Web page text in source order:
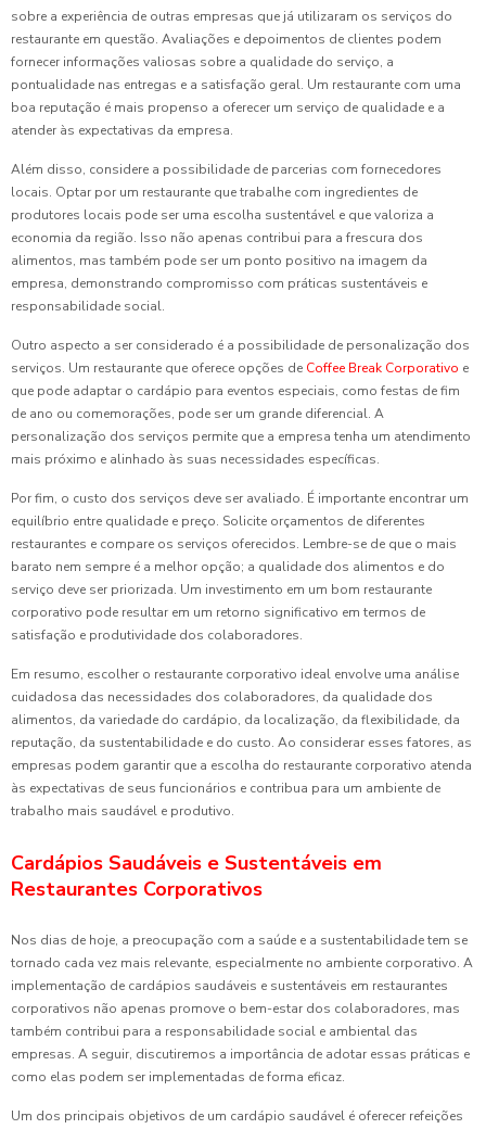
sobre a experiência de outras empresas que já utilizaram os serviços do
restaurante em questão. Avaliações e depoimentos de clientes podem
fornecer informações valiosas sobre a qualidade do serviço, a
pontualidade nas entregas e a satisfação geral. Um restaurante com uma
boa reputação é mais propenso a oferecer um serviço de qualidade e a
atender às expectativas da empresa.
Além disso, considere a possibilidade de parcerias com fornecedores
locais. Optar por um restaurante que trabalhe com ingredientes de
produtores locais pode ser uma escolha sustentável e que valoriza a
economia da região. Isso não apenas contribui para a frescura dos
alimentos, mas também pode ser um ponto positivo na imagem da
empresa, demonstrando compromisso com práticas sustentáveis e
responsabilidade social.
Outro aspecto a ser considerado é a possibilidade de personalização dos
serviços. Um restaurante que oferece opções de Coffee Break Corporativo e
que pode adaptar o cardápio para eventos especiais, como festas de fim
de ano ou comemorações, pode ser um grande diferencial. A
personalização dos serviços permite que a empresa tenha um atendimento
mais próximo e alinhado às suas necessidades específicas.
Por fim, o custo dos serviços deve ser avaliado. É importante encontrar um
equilíbrio entre qualidade e preço. Solicite orçamentos de diferentes
restaurantes e compare os serviços oferecidos. Lembre-se de que o mais
barato nem sempre é a melhor opção; a qualidade dos alimentos e do
serviço deve ser priorizada. Um investimento em um bom restaurante
corporativo pode resultar em um retorno significativo em termos de
satisfação e produtividade dos colaboradores.
Em resumo, escolher o restaurante corporativo ideal envolve uma análise
cuidadosa das necessidades dos colaboradores, da qualidade dos
alimentos, da variedade do cardápio, da localização, da flexibilidade, da
reputação, da sustentabilidade e do custo. Ao considerar esses fatores, as
empresas podem garantir que a escolha do restaurante corporativo atenda
às expectativas de seus funcionários e contribua para um ambiente de
trabalho mais saudável e produtivo.
Cardápios Saudáveis e Sustentáveis em
Restaurantes Corporativos
Nos dias de hoje, a preocupação com a saúde e a sustentabilidade tem se
tornado cada vez mais relevante, especialmente no ambiente corporativo. A
implementação de cardápios saudáveis e sustentáveis em restaurantes
corporativos não apenas promove o bem-estar dos colaboradores, mas
também contribui para a responsabilidade social e ambiental das
empresas. A seguir, discutiremos a importância de adotar essas práticas e
como elas podem ser implementadas de forma eficaz.
Um dos principais objetivos de um cardápio saudável é oferecer refeições